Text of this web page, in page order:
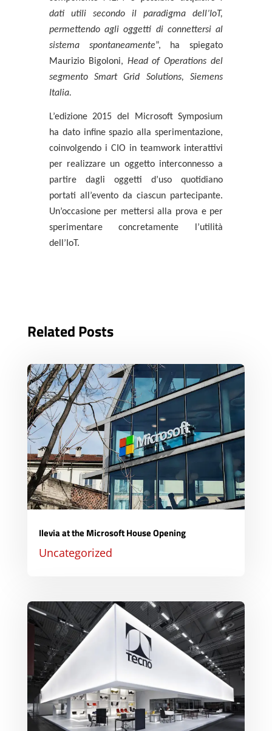
dati utili secondo il paradigma dell’IoT,
permettendo agli oggetti di connettersi al
sistema spontaneamente”, ha spiegato
Maurizio Bigoloni, Head of Operations del
segmento Smart Grid Solutions, Siemens
Italia.
L’edizione 2015 del Microsoft Symposium
ha dato infine spazio alla sperimentazione,
coinvolgendo i CIO inteamwork interattivi
per realizzare un oggetto interconnesso a
partire dagli oggetti d’uso quotidiano
portati all’evento da ciascun partecipante.
Un’occasione per mettersi alla prova e per
sperimentare concretamente l’utilità
dell’IoT.
Related Posts
Ilevia at the Microsoft House Opening
Uncategorized